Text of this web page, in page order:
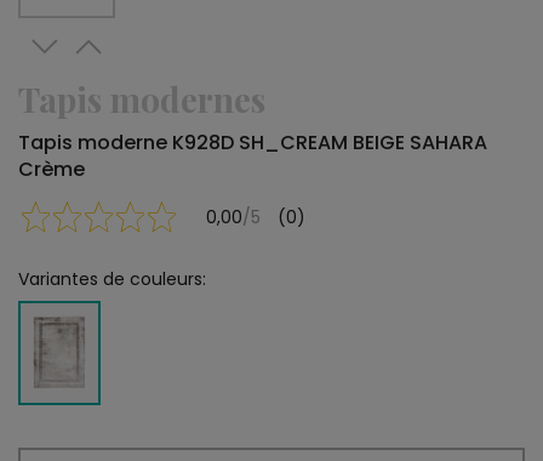
Tapis modernes
Tapis moderne K928D SH_CREAM BEIGE SAHARA
Crème
0,00/5 (0)
Variantes de couleurs: